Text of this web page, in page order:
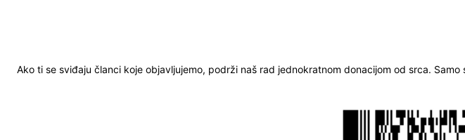
Ako ti se sviđaju članci koje objavljujemo, podrži naš rad jednokratnom donacijom od srca.